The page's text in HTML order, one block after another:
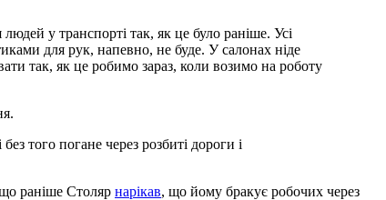
у транспорті так, як це було раніше. Усі
для рук, напевно, не буде. У салонах ніде
так, як це робимо зараз, коли возимо на роботу
того погане через розбиті дороги і
раніше Столяр нарікав, що йому бракує робочих через